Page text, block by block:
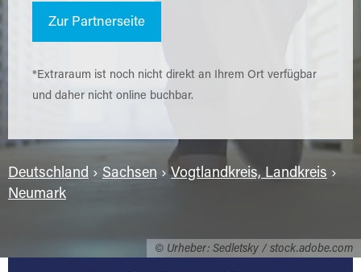
© Urheber: Sedletsky / stock.adobe.com
Zur Partnerseite
*Extraraum ist noch nicht direkt an Ihrem Ort verfügbar
und daher nicht online buchbar.
Deutschland › Sachsen ›Vogtlandkreis, Landkreis ›
Neumark